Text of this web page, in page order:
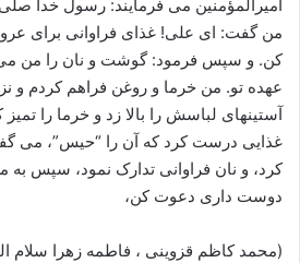
امیرالمؤمنین می فرمایند: رسول خدا صلی
من گفت: ای علی! غذای فراوانی برای
کن. و سپس فرمود: گوشت و نان را من می
عهده تو. من خرما و روغن فراهم کردم و
آستینهای لباسش را بالا زد و خرما را
غذایی درست کرد که آن را “حیس”، می
کرد، و نان فراوانی تدارک نمود، سپس
دوست داری دعوت کن،
(محمد کاظم قزوینی ، فاطمه زهرا سلام